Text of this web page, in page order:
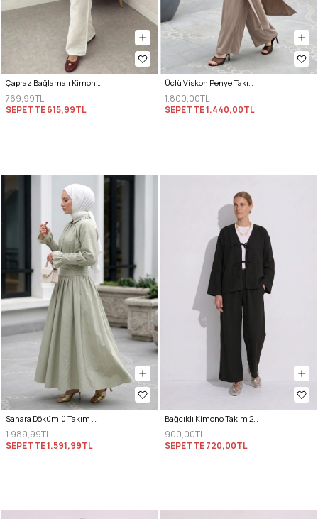
Çapraz Bağlamalı Kimono Takım 43457 - KREM
769,99TL
SEPETTE615,99TL
Üçlü Viskon Penye Takım 13205 - VİZON
1.800,00TL
SEPETTE1.440,00TL
Sahara Dökümlü Takım 3008 - SU YEŞİLİ
1.989,99TL
SEPETTE1.591,99TL
Bağcıklı Kimono Takım 26610 - SİYAH
900,00TL
SEPETTE720,00TL